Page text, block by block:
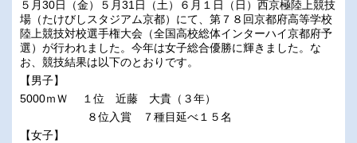
５月30日（金）５月31日（土）６月１日（日）西京極陸上競技
場（たけびしスタジアム京都）にて、第７８回京都府高等学校
陸上競技対校選手権大会（全国高校総体インターハイ京都府予
選）が行われました。今年は女子総合優勝に輝きました。な
お、競技結果は以下のとおりです。
【男子】
5000ｍＷ １位 近藤 大貴（３年）
８位入賞 ７種目延べ１５名
【女子】